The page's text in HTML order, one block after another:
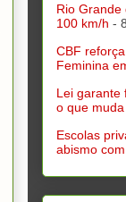
Rio Grande
100 km/h -
CBF
Feminina
Lei garante
o que muda
Escolas
abismo